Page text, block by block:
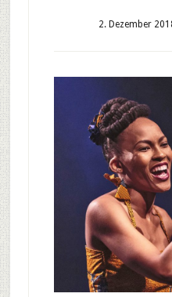
2. Dezember